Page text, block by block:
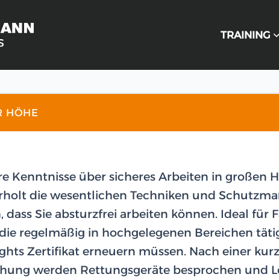
TRAINING
HÖHE
Kenntnisse über sicheres Arbeiten in großen
die wesentlichen Techniken und
dass Sie absturzfrei arbeiten können. Ideal für
regelmäßig in hochgelegenen Bereichen
Zertifikat erneuern müssen. Nach einer
werden Rettungsgeräte besprochen und